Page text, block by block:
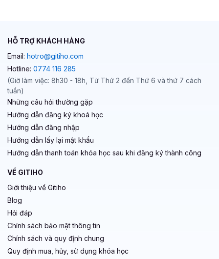
HỖ TRỢ KHÁCH HÀNG
Email: hotro@gitiho.com
Hotline: 0774 116 285
(Giờ làm việc: 8h30 - 18h, Từ Thứ 2 đến Thứ 6 và thứ 7 cách
tuần)
Những câu hỏi thường gặp
Hướng dẫn đăng ký khoá học
Hướng dẫn đăng nhập
Hướng dẫn lấy lại mật khẩu
Hướng dẫn thanh toán khóa học sau khi đăng ký thành công
VỀ GITIHO
Giới thiệu về Gitiho
Blog
Hỏi đáp
Chính sách bảo mật thông tin
Chính sách và quy định chung
Quy định mua, hủy, sử dụng khóa học